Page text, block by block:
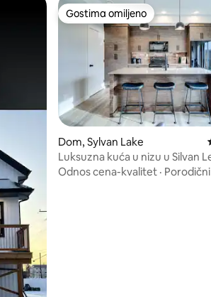
Gostima omiljeno
Gostima omiljeno
Dom, Sylvan Lake
Luksuzna kuća u nizu u Silvan
Odnos cena-kvalitet · Porodični